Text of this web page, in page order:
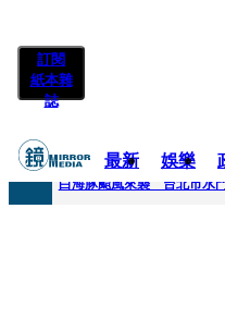
訂閱
紙本雜
誌
最新 娛樂
快訊
白海豚颱風來襲 台北市水